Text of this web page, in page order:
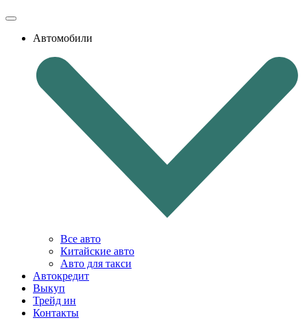
Автомобили
Все авто
Китайские авто
Авто для такси
Автокредит
Выкуп
Трейд ин
Контакты